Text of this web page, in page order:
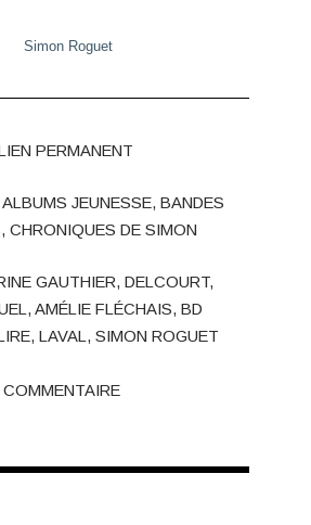
Simon Roguet
PERMANENT
ALBUMS JEUNESSE, BANDES
,CHRONIQUES DE SIMON
GAUTHIER, DELCOURT,
,AMÉLIE FLÉCHAIS,BD
,LAVAL ,SIMON ROGUET
COMMENTAIRE